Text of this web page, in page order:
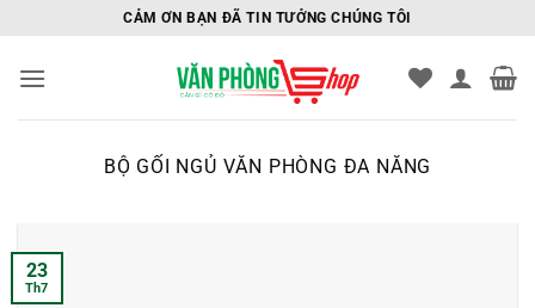
nội
CẢM ƠN BẠN ĐÃ TIN TƯỞNG CHÚNG TÔI
BỘ GỐI NGỦ VĂN PHÒNG ĐA NĂNG
23
Th7